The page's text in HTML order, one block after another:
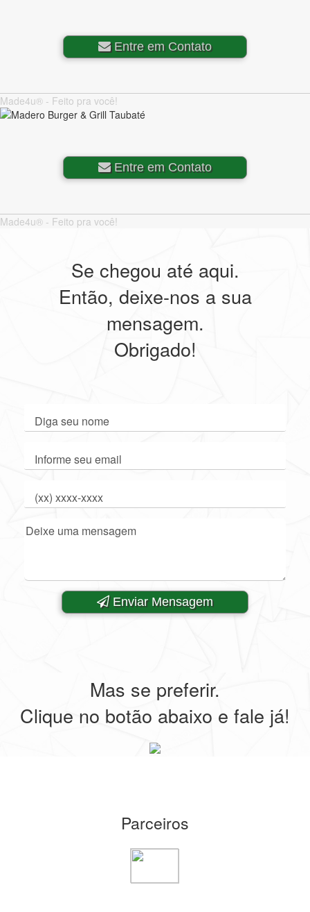
Entre em Contato
Made4u® - Feito pra você!
Entre em Contato
Made4u® - Feito pra você!
Se chegou até aqui.
Então, deixe-nos a sua
mensagem.
Obrigado!
Enviar Mensagem
Mas se preferir.
Clique no botão abaixo e fale já!
Parceiros